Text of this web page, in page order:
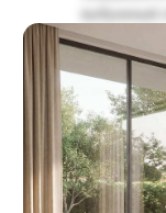
выбранный
получения
мешать
3.3.4.
жалоб и
Оператор
ПДн отвечая
жалобы,
Категории